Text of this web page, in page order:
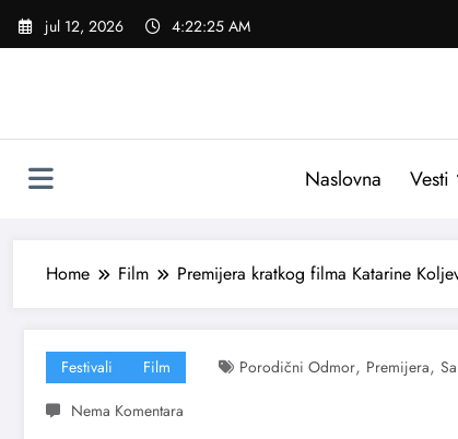
Skoči
jul 12, 2026 4:22:26 AM
Naslovna Vesti
Home Film Premijera kratkog filma Katarine
Festivali Film Porodični Odmor, Premijera,